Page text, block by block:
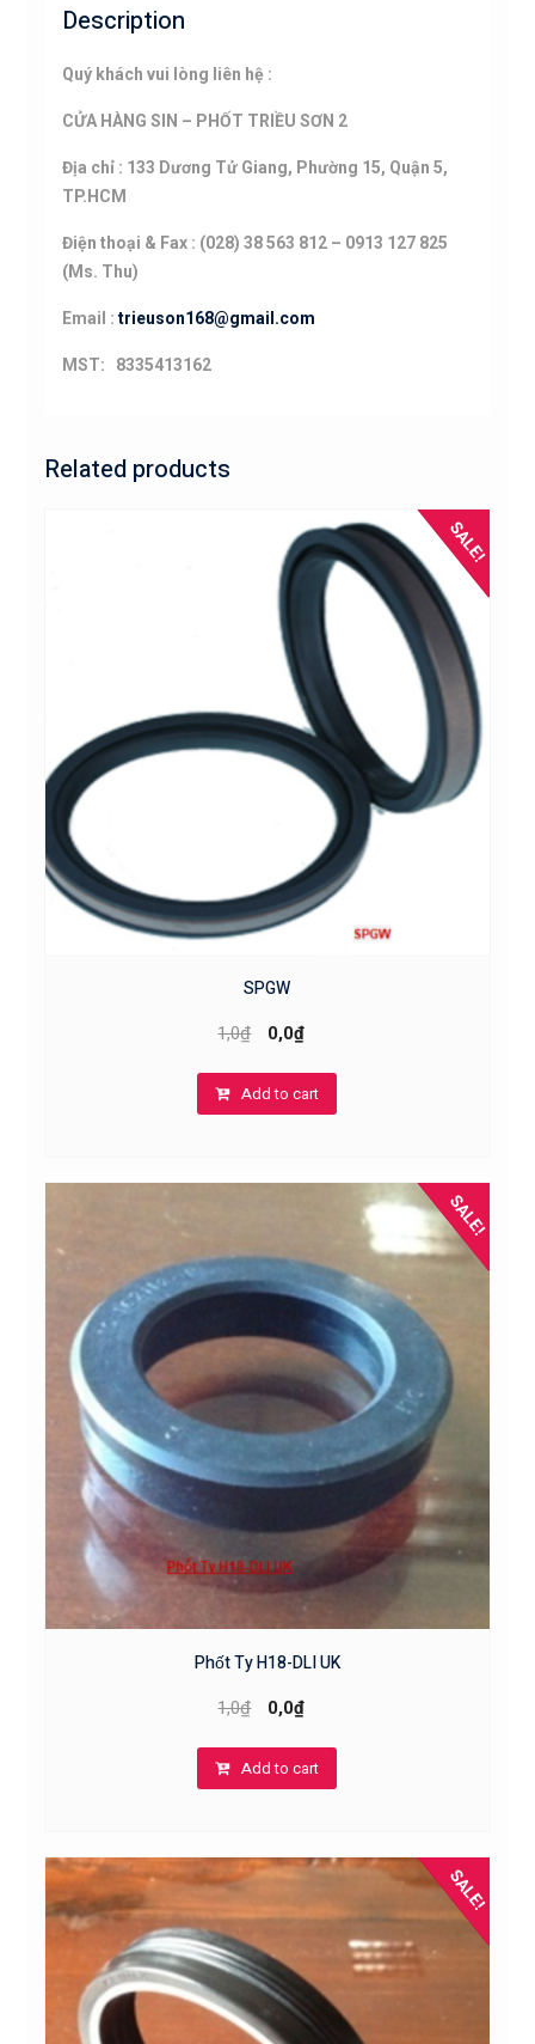
Description
Quý khách vui lòng liên hệ :
CỬA HÀNG SIN – PHỐT TRIỀU SƠN 2
Địa chỉ : 133 Dương Tử Giang, Phường 15, Quận 5,
TP.HCM
Điện thoại & Fax : (028) 38 563 812 – 0913 127 825
(Ms. Thu)
Email : trieuson168@gmail.com
MST: 8335413162
Related products
SALE!
SPGW
1,0₫ 0,0₫
Add to cart
SALE!
Phốt Ty H18-DLI UK
1,0₫ 0,0₫
Add to cart
SALE!